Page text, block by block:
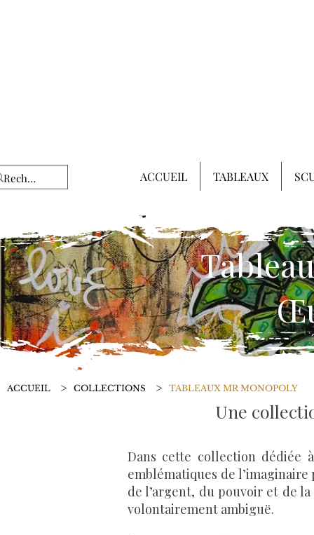
ACCUEIL > COLLECTIONS > TABLEAUX MR MONOPOLY
Une
Dans cette collection dédiée
emblématiques de
de l’argent, du pouvoir et de
volontairement ambiguë.
ACCUEIL TABLEAUX